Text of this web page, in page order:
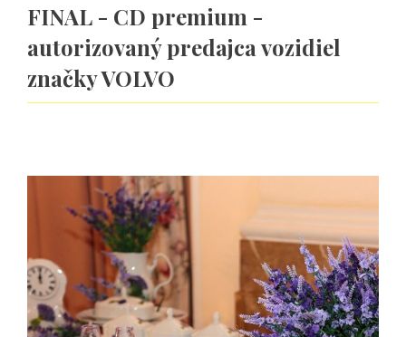
FINAL - CD premium -
autorizovaný predajca vozidiel
značky VOLVO